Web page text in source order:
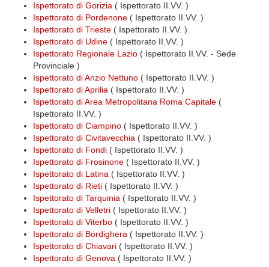
Ispettorato di Gorizia ( Ispettorato II.VV. )
Ispettorato di Pordenone ( Ispettorato II.VV. )
Ispettorato di Trieste ( Ispettorato II.VV. )
Ispettorato di Udine ( Ispettorato II.VV. )
Ispettorato Regionale Lazio ( Ispettorato II.VV. - Sede
Provinciale )
Ispettorato di Anzio Nettuno ( Ispettorato II.VV. )
Ispettorato di Aprilia ( Ispettorato II.VV. )
Ispettorato di Area Metropolitana Roma Capitale (
Ispettorato II.VV. )
Ispettorato di Ciampino ( Ispettorato II.VV. )
Ispettorato di Civitavecchia ( Ispettorato II.VV. )
Ispettorato di Fondi ( Ispettorato II.VV. )
Ispettorato di Frosinone ( Ispettorato II.VV. )
Ispettorato di Latina ( Ispettorato II.VV. )
Ispettorato di Rieti ( Ispettorato II.VV. )
Ispettorato di Tarquinia ( Ispettorato II.VV. )
Ispettorato di Velletri ( Ispettorato II.VV. )
Ispettorato di Viterbo ( Ispettorato II.VV. )
Ispettorato di Bordighera ( Ispettorato II.VV. )
Ispettorato di Chiavari ( Ispettorato II.VV. )
Ispettorato di Genova ( Ispettorato II.VV. )